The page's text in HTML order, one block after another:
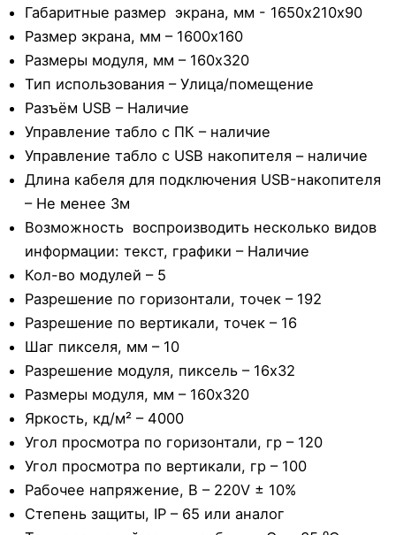
Габаритные размер экрана, мм - 1650х210х90
Размер экрана, мм – 1600х160
Размеры модуля, мм – 160х320
Тип использования – Улица/помещение
Разъём USB – Наличие
Управление табло с ПК – наличие
Управление табло с USB накопителя – наличие
Длина кабеля для подключения USB-накопителя
– Не менее 3м
Возможность воспроизводить несколько видов
информации: текст, графики – Наличие
Кол-во модулей – 5
Разрешение по горизонтали, точек – 192
Разрешение по вертикали, точек – 16
Шаг пикселя, мм – 10
Разрешение модуля, пиксель – 16х32
Размеры модуля, мм – 160х320
Яркость, кд/м² – 4000
Угол просмотра по горизонтали, гр – 120
Угол просмотра по вертикали, гр – 100
Рабочее напряжение, В – 220V ± 10%
Степень защиты, IP – 65 или аналог